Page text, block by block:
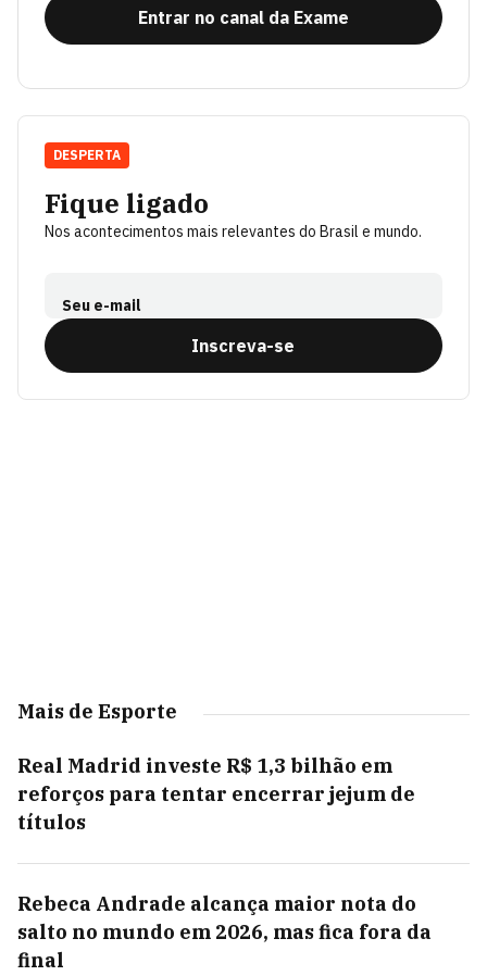
Entrar no canal da Exame
Fique ligado
Nos acontecimentos mais relevantes do Brasil e mundo.
Seu e-mail
Inscreva-se
DESPERTA
Mais de Esporte
Real Madrid investe R$ 1,3 bilhão em
reforços para tentar encerrar jejum de
títulos
Rebeca Andrade alcança maior nota do
salto no mundo em 2026, mas fica fora da
final